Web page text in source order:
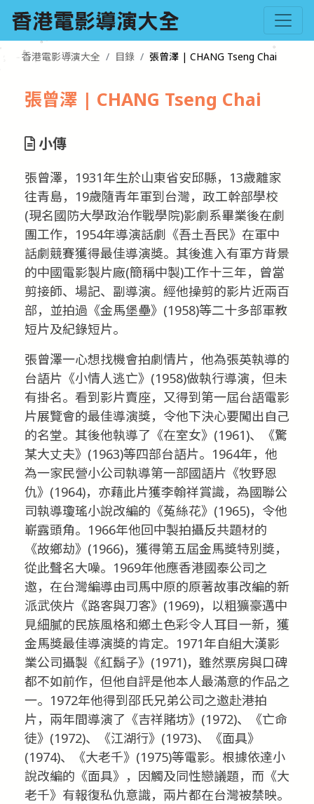
香港電影導演大全 目錄 張曾澤 | CHANG Tseng Chai
張曾澤 | CHANG Tseng Chai
小傳
張曾澤，1931年生於山東省安邱縣，13歲離家
往青島，19歲隨青年軍到台灣，政工幹部學校
(現名國防大學政治作戰學院)影劇系畢業後在劇
團工作，1954年導演話劇《吾土吾民》在軍中
話劇競賽獲得最佳導演獎。其後進入有軍方背景
的中國電影製片廠(簡稱中製)工作十三年，曾當
剪接師、場記、副導演。經他操剪的影片近兩百
部，並拍過《金馬堡壘》(1958)等二十多部軍教
短片及紀錄短片。
張曾澤一心想找機會拍劇情片，他為張英執導的
台語片《小情人逃亡》(1958)做執行導演，但未
有掛名。看到影片賣座，又得到第一屆台語電影
片展覽會的最佳導演獎，令他下決心要闖出自己
的名堂。其後他執導了《在室女》(1961)、《驚
某大丈夫》(1963)等四部台語片。1964年，他
為一家民營小公司執導第一部國語片《牧野恩
仇》(1964)，亦藉此片獲李翰祥賞識，為國聯公
司執導瓊瑤小說改編的《菟絲花》(1965)，令他
嶄露頭角。1966年他回中製拍攝反共題材的
《故鄉劫》(1966)，獲得第五屆金馬獎特別獎，
從此聲名大噪。1969年他應香港國泰公司之
邀，在台灣編導由司馬中原的原著故事改編的新
派武俠片《路客與刀客》(1969)，以粗獷豪邁中
見細膩的民族風格和鄉土色彩令人耳目一新，獲
金馬獎最佳導演獎的肯定。1971年自組大漢影
業公司攝製《紅鬍子》(1971)，雖然票房與口碑
都不如前作，但他自評是他本人最滿意的作品之
一。1972年他得到邵氏兄弟公司之邀赴港拍
片，兩年間導演了《吉祥賭坊》(1972)、《亡命
徒》(1972)、《江湖行》(1973)、《面具》
(1974)、《大老千》(1975)等電影。根據依達小
說改編的《面具》，因觸及同性戀議題，而《大
老千》有報復私仇意識，兩片都在台灣被禁映。